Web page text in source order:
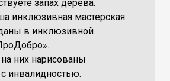
запах дерева.
инклюзивная мастерская.
в инклюзивной
них нарисованы
инвалидностью.